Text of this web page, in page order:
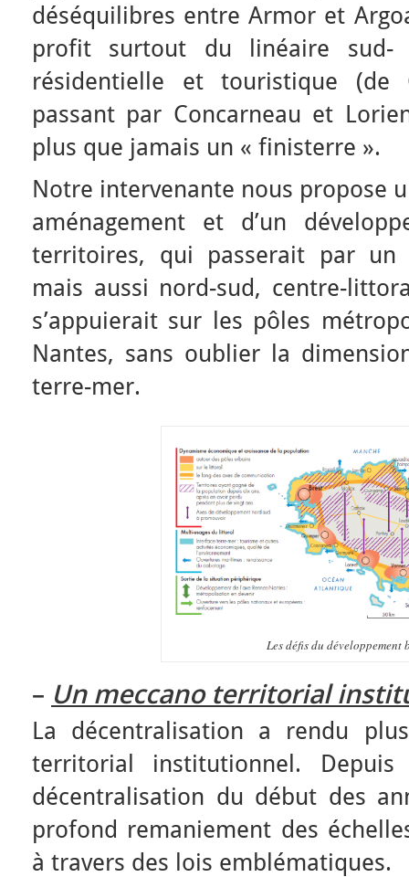
déséquilibres entre Armor et
profit surtout du linéaire sud-
résidentielle et touristique (de
passant par Concarneau et
plus que jamais un « finisterre ».
Notre intervenante nous propose
aménagement et d’un
territoires, qui passerait par un
mais aussi nord-sud, centre-
s’appuierait sur les pôles
Nantes, sans oublier la
terre-mer.
Les défis du développement
– Un meccano territorial
La décentralisation a rendu
territorial institutionnel.
décentralisation du début des
profond remaniement des
à travers des lois emblématiques.